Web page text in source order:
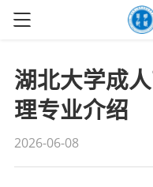
湖北大学成
理专业介绍
2026-06-08